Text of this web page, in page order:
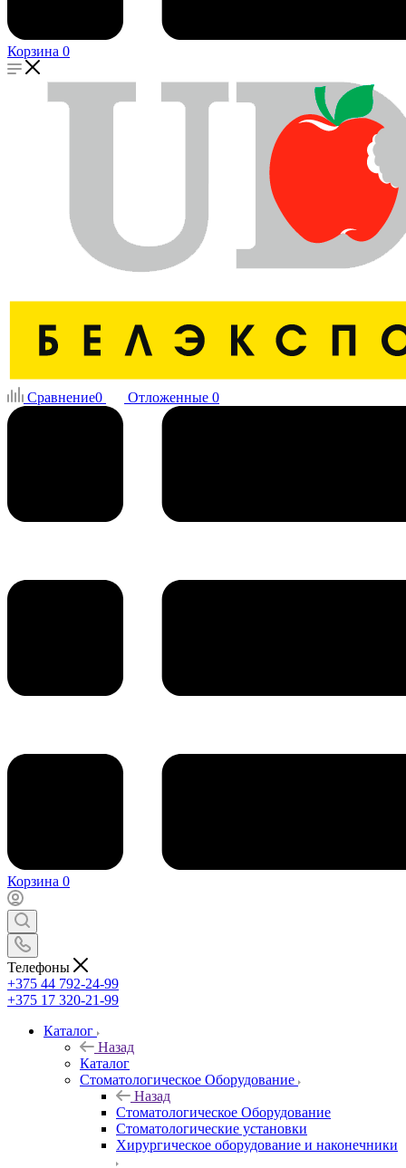
Корзина 0
Сравнение0 Отложенные 0
Корзина 0
Телефоны
+375 44 792-24-99
+375 17 320-21-99
Каталог
Назад
Каталог
Стоматологическое Оборудование
Назад
Стоматологическое Оборудование
Стоматологические установки
Хирургическое оборудование и наконечники